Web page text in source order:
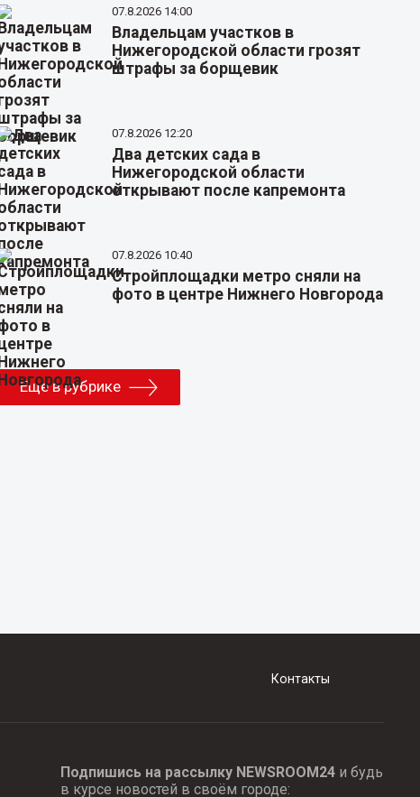
07.8.2026 14:00
Владельцам участков в
Нижегородской области грозят
штрафы за борщевик
07.8.2026 12:20
Два детских сада в
Нижегородской области
открывают после капремонта
07.8.2026 10:40
Стройплощадки метро сняли на
фото в центре Нижнего Новгорода
Еще в рубрике
Контакты
Подпишись на рассылку NEWSROOM24и будь
в курсе новостей в своём городе: